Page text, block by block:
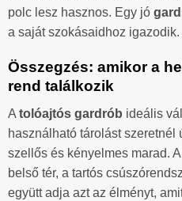
polc lesz hasznos. Egy jó
a saját szokásaidhoz igazodik.
Összegzés: amikor a
rend találkozik
A tolóajtós gardrób ideális
használható tárolást szeretnél
szellős és kényelmes marad.
belső tér, a tartós
együtt adja azt az élményt,